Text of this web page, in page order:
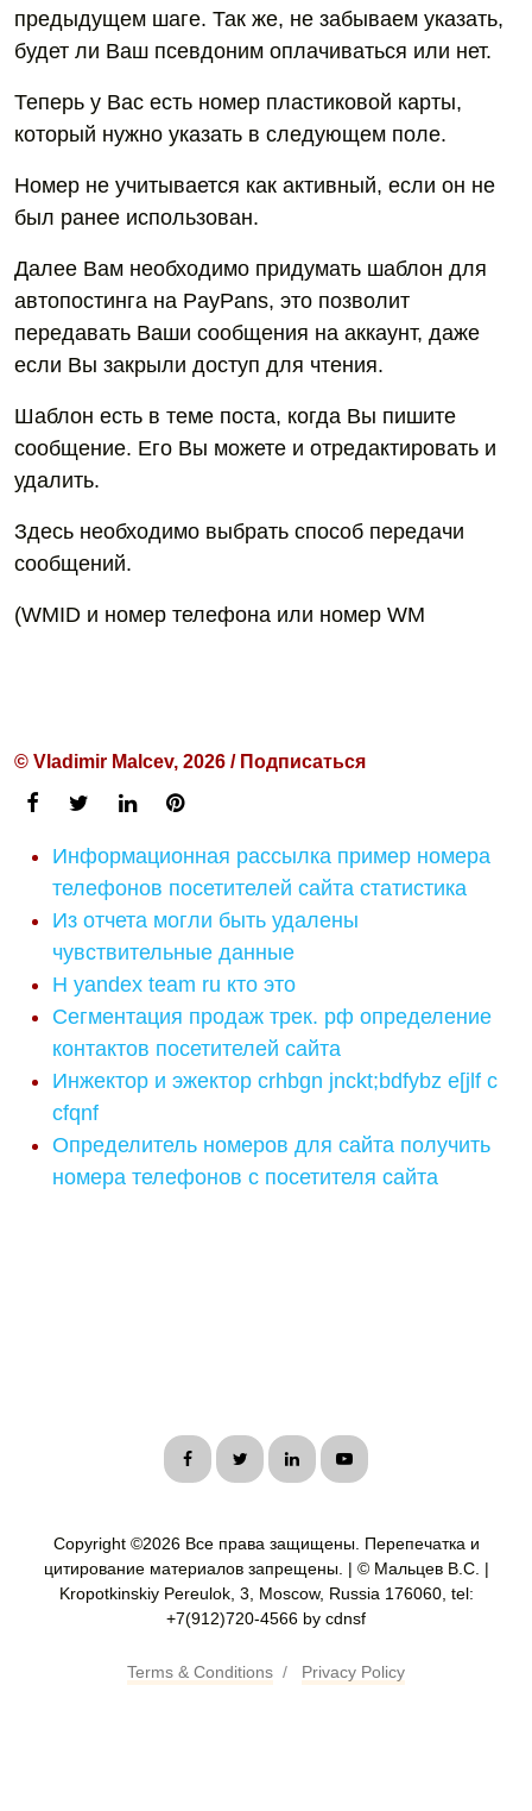
предыдущем шаге. Так же, не забываем указать,
будет ли Ваш псевдоним оплачиваться или нет.
Теперь у Вас есть номер пластиковой карты,
который нужно указать в следующем поле.
Номер не учитывается как активный, если он не
был ранее использован.
Далее Вам необходимо придумать шаблон для
автопостинга на PayPans, это позволит
передавать Ваши сообщения на аккаунт, даже
если Вы закрыли доступ для чтения.
Шаблон есть в теме поста, когда Вы пишите
сообщение. Его Вы можете и отредактировать и
удалить.
Здесь необходимо выбрать способ передачи
сообщений.
(WMID и номер телефона или номер WM
© Vladimir Malcev, 2026 / Подписаться
Информационная рассылка пример номера
телефонов посетителей сайта статистика
Из отчета могли быть удалены
чувствительные данные
H yandex team ru кто это
Сегментация продаж трек. рф определение
контактов посетителей сайта
Инжектор и эжектор crhbgn jnckt;bdfybz e[jlf c
cfqnf
Определитель номеров для сайта получить
номера телефонов с посетителя сайта
Copyright ©2026 Все права защищены. Перепечатка и
цитирование материалов запрещены. | © Мальцев В.С. |
Kropotkinskiy Pereulok, 3, Moscow, Russia 176060, tel:
+7(912)720-4566 by cdnsf
Terms & Conditions / Privacy Policy